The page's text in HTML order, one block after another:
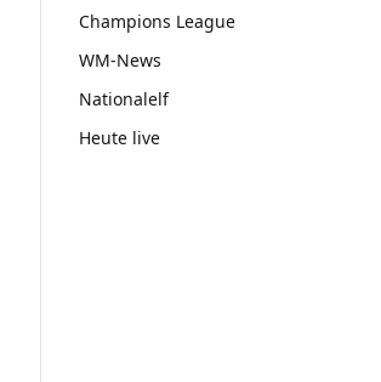
Champions League
WM-News
Nationalelf
Heute live